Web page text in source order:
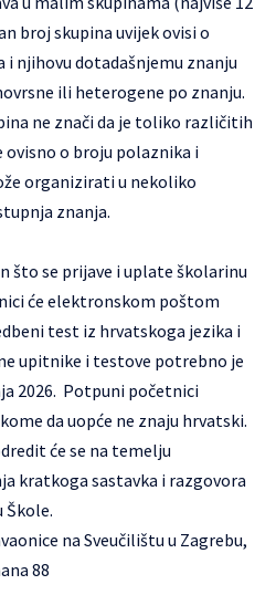
broj skupina uvijek ovisi o
njihovu dotadašnjemu znanju
ili heterogene po znanju.
ne znači da je toliko različitih
ovisno o broju polaznika i
organizirati u nekoliko
znanja.
što se prijave i uplate školarinu
će elektronskom poštom
test iz hrvatskoga jezika i
upitnike i testove potrebno je
2026. Potpuni početnici
da uopće ne znaju hrvatski.
će se na temelju
kratkoga sastavka i razgovora
Škole.
na Sveučilištu u Zagrebu,
88